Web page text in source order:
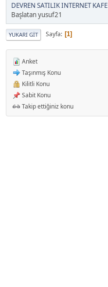
DEVREN SATILIK INTERNET KAFE
Başlatan yusuf21
YUKARI GIT Sayfa 1
Anket
Taşınmış Konu
Kilitli Konu
Sabit Konu
Takip ettiğiniz konu